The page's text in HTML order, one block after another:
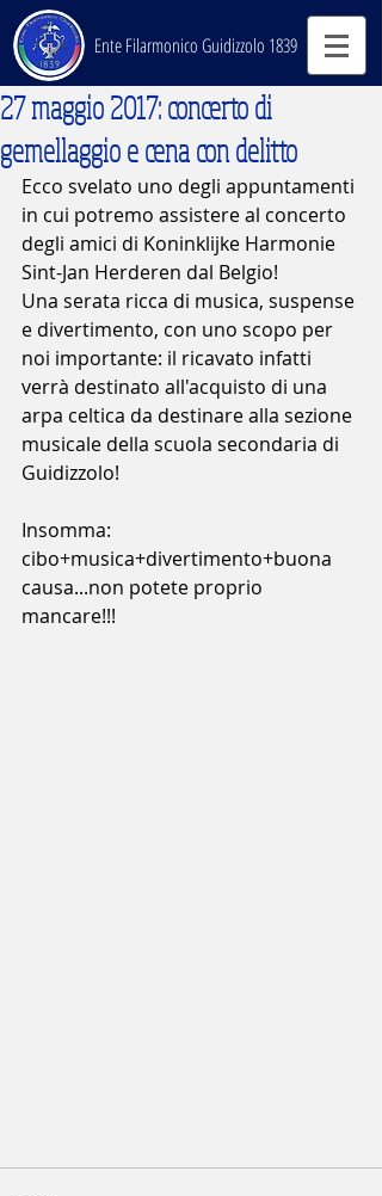
Ente Filarmonico Guidizzolo 1839
27 maggio 2017: concerto di
gemellaggio e cena con delitto
Ecco svelato uno degli appuntamenti
in cui potremo assistere al concerto
degli amici di Koninklijke Harmonie
Sint-Jan Herderen dal Belgio!
Una serata ricca di musica, suspense
e divertimento, con uno scopo per
noi importante: il ricavato infatti
verrà destinato all'acquisto di una
arpa celtica da destinare alla sezione
musicale della scuola secondaria di
Guidizzolo!
Insomma:
cibo+musica+divertimento+buona
causa...non potete proprio
mancare!!!